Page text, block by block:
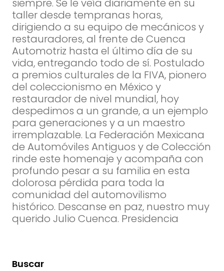
siempre. Se le veía diariamente en su
taller desde tempranas horas,
dirigiendo a su equipo de mecánicos y
restauradores, al frente de Cuenca
Automotriz hasta el último día de su
vida, entregando todo de sí. Postulado
a premios culturales de la FIVA, pionero
del coleccionismo en México y
restaurador de nivel mundial, hoy
despedimos a un grande, a un ejemplo
para generaciones y a un maestro
irremplazable. La Federación Mexicana
de Automóviles Antiguos y de Colección
rinde este homenaje y acompaña con
profundo pesar a su familia en esta
dolorosa pérdida para toda la
comunidad del automovilismo
histórico. Descanse en paz, nuestro muy
querido Julio Cuenca. Presidencia
Buscar